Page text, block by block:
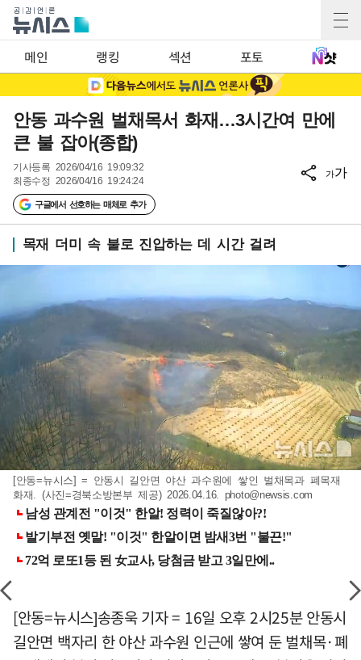
메인 랭킹 섹션 포토
안동 과수원 벌채목서 화재…3시간여 만에
큰 불 잡아(종합)
기사등록 2026/04/16 19:09:32
최종수정 2026/04/16 19:24:24
구글에서 선호하는 매체로 추가
가가
목재 더미 속 불로 진압하는 데 시간 걸려
[안동=뉴시스] = 안동시 길안면 야산 과수원에 쌓인 벌채목과 폐목재
화재. (사진=경북소방본부 제공) 2026.04.16. photo@newsis.com
[안동=뉴시스]송종욱 기자 = 16일 오후 2시25분 안동시
길안면 백자리 한 야산 과수원 인근에 쌓여 둔 벌채목·폐